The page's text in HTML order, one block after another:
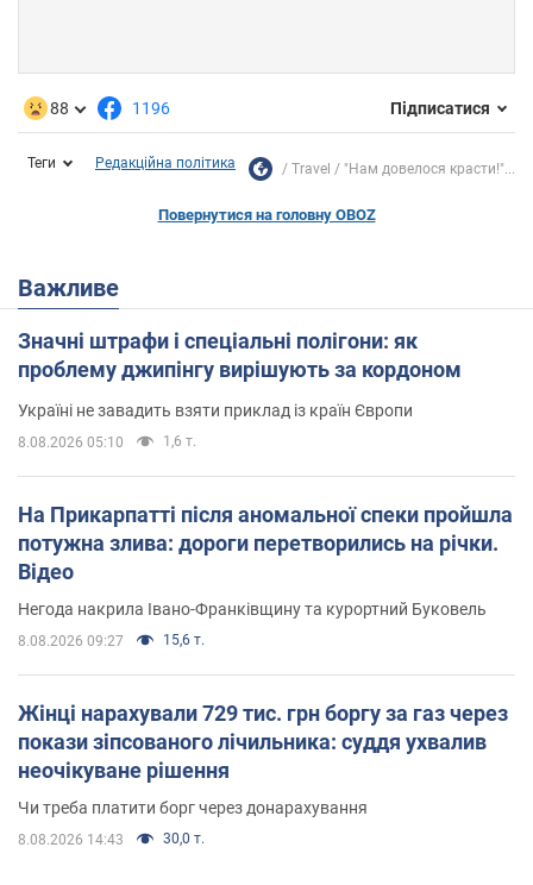
88 1196 Підписатися
Теги Редакційна політика Travel "Нам довелося красти!"...
Повернутися на головну OBOZ
Важливе
Значні штрафи і спеціальні полігони: як
проблему джипінгу вирішують за кордоном
Україні не завадить взяти приклад із країн Європи
8.08.2026 05:10 1,6 т.
На Прикарпатті після аномальної спеки пройшла
потужна злива: дороги перетворились на річки.
Відео
Негода накрила Івано-Франківщину та курортний Буковель
8.08.2026 09:27 15,6 т.
Жінці нарахували 729 тис. грн боргу за газ через
покази зіпсованого лічильника: суддя ухвалив
неочікуване рішення
Чи треба платити борг через донарахування
8.08.2026 14:43 30,0 т.